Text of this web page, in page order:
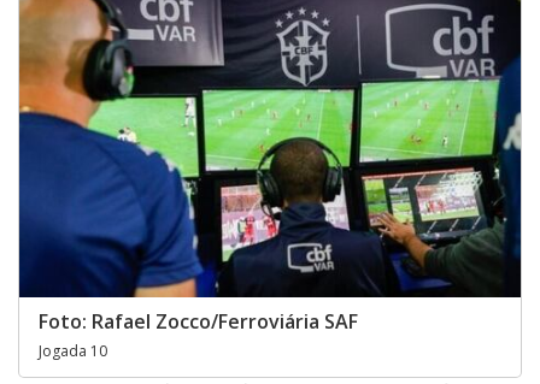
Foto: Rafael Zocco/Ferroviária SAF
Jogada 10